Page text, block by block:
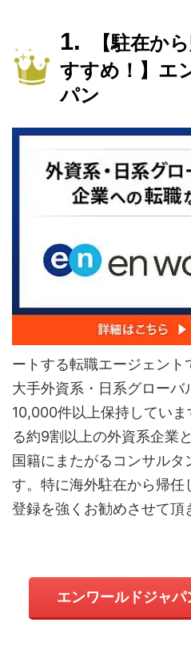
【駐在か
すすめ！】エ
パン
ートする転職エージェン
大手外資系・日系グローバ
10,000件以上保持してい
る約9割以上の外資系企業
国籍にまたがるコンサルタ
す。特に海外駐在から帰任
登録を強くお勧めさせて頂
エンワールドジャ